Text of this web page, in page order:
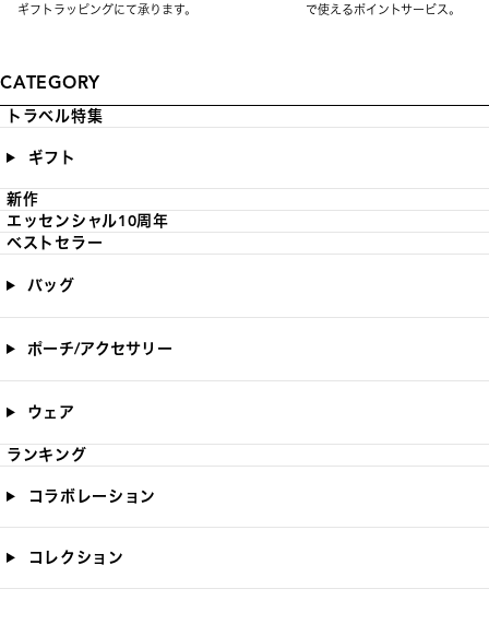
ギフトラッピングにて承ります。
で使えるポイントサービス。
CATEGORY
トラベル特集
ギフト
新作
エッセンシャル10周年
ベストセラー
バッグ
ポーチ/アクセサリー
ウェア
ランキング
コラボレーション
コレクション